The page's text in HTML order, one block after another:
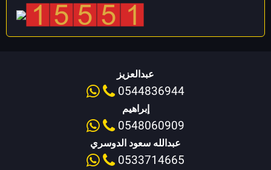
عبدالعزيز
0544836944
إبراهيم
0548060909
عبدالله سعود الدوسري
0533714665